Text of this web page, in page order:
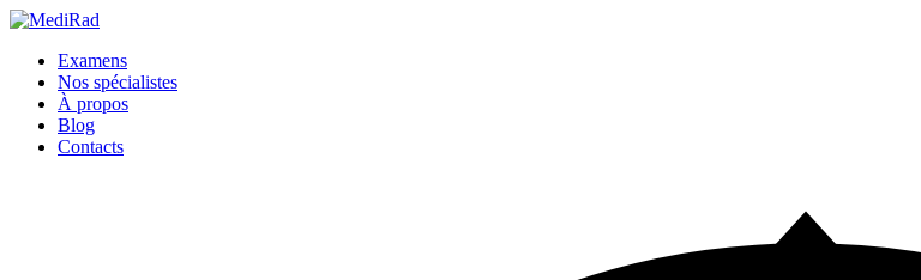
Passer
contenuExamens
Nos spécialistes
À propos
Blog
Contacts